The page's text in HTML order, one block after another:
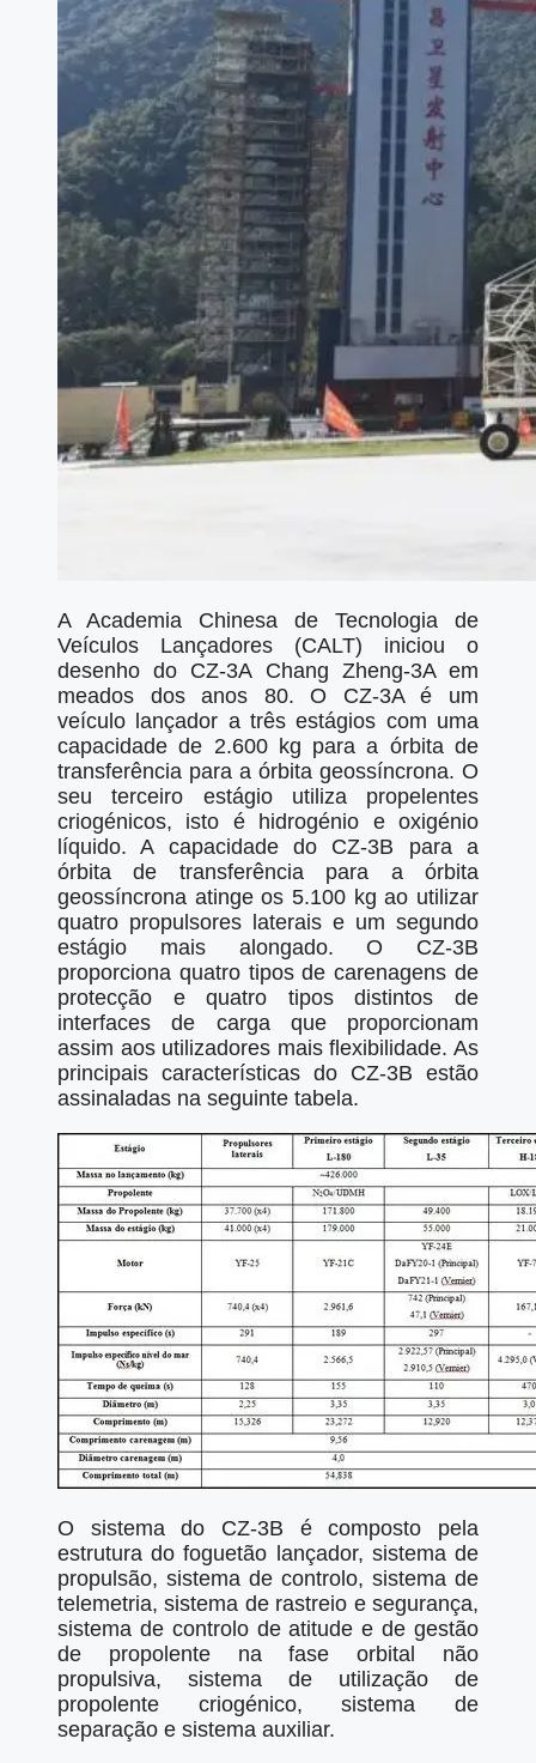
A Academia Chinesa de Tecnologia de
Veículos Lançadores (CALT) iniciou o
desenho do CZ-3A Chang Zheng-3A em
meados dos anos 80. O CZ-3A é um
veículo lançador a três estágios com uma
capacidade de 2.600 kg para a órbita de
transferência para a órbita geossíncrona. O
seu terceiro estágio utiliza propelentes
criogénicos, isto é hidrogénio e oxigénio
líquido. A capacidade do CZ-3B para a
órbita de transferência para a órbita
geossíncrona atinge os 5.100 kg ao utilizar
quatro propulsores laterais e um segundo
estágio mais alongado. O CZ-3B
proporciona quatro tipos de carenagens de
protecção e quatro tipos distintos de
interfaces de carga que proporcionam
assim aos utilizadores mais flexibilidade. As
principais características do CZ-3B estão
assinaladas na seguinte tabela.
O sistema do CZ-3B é composto pela
estrutura do foguetão lançador, sistema de
propulsão, sistema de controlo, sistema de
telemetria, sistema de rastreio e segurança,
sistema de controlo de atitude e de gestão
de propolente na fase orbital não
propulsiva, sistema de utilização de
propolente criogénico, sistema de
separação e sistema auxiliar.